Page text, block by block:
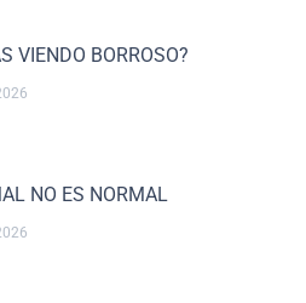
VIENDO BORROSO?
NO ES NORMAL